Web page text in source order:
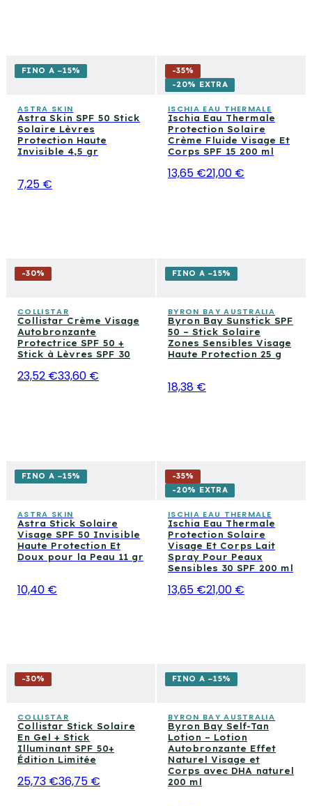
FINO A −15%
ASTRA SKIN
Astra Skin SPF 50 Stick
Solaire Lèvres
Protection Haute
Invisible 4,5 gr
7,25 €
-35%
-20% EXTRA
ISCHIA EAU THERMALE
Ischia Eau Thermale
Protection Solaire
Crème Fluide Visage Et
Corps SPF 15 200 ml
13,65 €21,00 €
-30%
COLLISTAR
Collistar Crème Visage
Autobronzante
Protectrice SPF 50 +
Stick à Lèvres SPF 30
23,52 €33,60 €
FINO A −15%
BYRON BAY AUSTRALIA
Byron Bay Sunstick SPF
50 – Stick Solaire
Zones Sensibles Visage
Haute Protection 25 g
18,38 €
FINO A −15%
ASTRA SKIN
Astra Stick Solaire
Visage SPF 50 Invisible
Haute Protection Et
Doux pour la Peau 11 gr
10,40 €
-35%
-20% EXTRA
ISCHIA EAU THERMALE
Ischia Eau Thermale
Protection Solaire
Visage Et Corps Lait
Spray Pour Peaux
Sensibles 30 SPF 200 ml
13,65 €21,00 €
-30%
COLLISTAR
Collistar Stick Solaire
En Gel + Stick
Illuminant SPF 50+
Édition Limitée
25,73 €36,75 €
FINO A −15%
BYRON BAY AUSTRALIA
Byron Bay Self-Tan
Lotion – Lotion
Autobronzante Effet
Naturel Visage et
Corps avec DHA naturel
200 ml